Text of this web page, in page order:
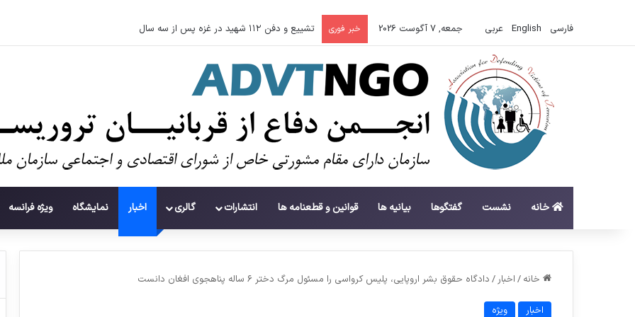
فارسی English عربي جمعه, 7 آگوست 2026 خبر فوری تشییع و دفن ۱۱۲ شهید در غزه پس از سه سال
خانه نشست گفتگوها بیانیه ها قوانین و قطعنامه ها انتشارات گالری اخبار نمایشگاه ویژه فرانسه
خانه / اخبار/ دادگاه حقوق بشر اروپایی، پلیس کرواسی را مسئول مرگ دختر ۶ ساله پناهجوی افغان دانست
اخبار ویژه